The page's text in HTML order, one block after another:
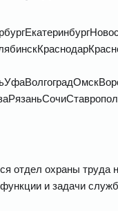
Екатеринбург
Краснодар
УфаВолгоградОмск
РязаньСочи
отдел охраны труда
и задачи